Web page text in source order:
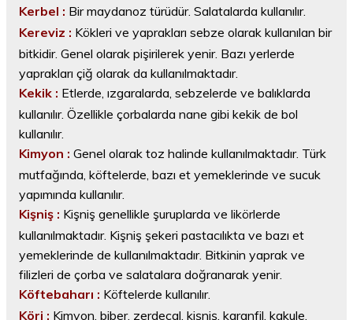
Kerbel : Bir maydanoz türüdür. Salatalarda kullanılır.
Kereviz : Kökleri ve yaprakları sebze olarak kullanılan bir
bitkidir. Genel olarak pişirilerek yenir. Bazı yerlerde
yaprakları çiğ olarak da kullanılmaktadır.
Kekik : Etlerde, ızgaralarda, sebzelerde ve balıklarda
kullanılır. Özellikle çorbalarda nane gibi kekik de bol
kullanılır.
Kimyon : Genel olarak toz halinde kullanılmaktadır. Türk
mutfağında, köftelerde, bazı et yemeklerinde ve sucuk
yapımında kullanılır.
Kişniş : Kişniş genellikle şuruplarda ve likörlerde
kullanılmaktadır. Kişniş şekeri pastacılıkta ve bazı et
yemeklerinde de kullanılmaktadır. Bitkinin yaprak ve
filizleri de çorba ve salatalara doğranarak yenir.
Köftebaharı : Köftelerde kullanılır.
Köri : Kimyon, biber, zerdeçal, kişniş, karanfil, kakule,